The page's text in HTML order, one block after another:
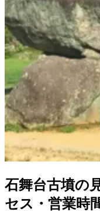
石舞台古墳の
セス・営業時